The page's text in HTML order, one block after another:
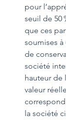
pour
seuil de 50
que ces
soumises
de
société
hauteur de
valeur
la société